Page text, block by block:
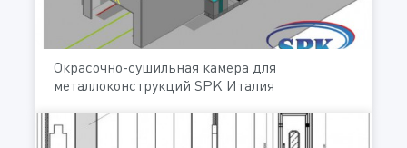
Окрасочно-сушильная камера для
металлоконструкций SPK Италия